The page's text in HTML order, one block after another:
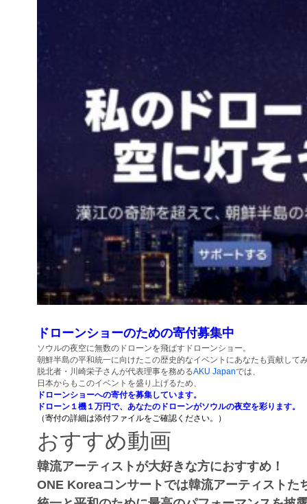
ドローンショーのための寄付募集中
ソウルの夜空に無数のドローンを飛ばすドローンショー。
朝鮮半島の平和統一に向けたこの歴史的なイベントにあなたも貢献 して
脱北者・川崎栄子さんが代表理事を務めるAKU Japanでは、
日本からもこのイベントを盛り上げるため、
ドローンショーへの寄付を募集しています。
ドローン１機１万円で、 あなたのドローンがソウルの夜空を彩ります。
（寄付の詳細は添付ファイルをご確認ください。）
おすすめ動画
韓流アーティストが大好きな方におすすめ！
ONE Koreaコンサートでは韓流アーティストた